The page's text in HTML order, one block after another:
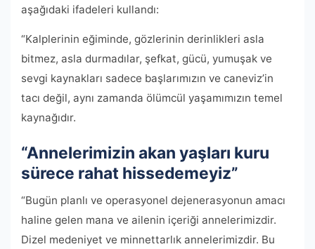
aşağıdaki ifadeleri kullandı:
“Kalplerinin eğiminde, gözlerinin derinlikleri asla
bitmez, asla durmadılar, şefkat, gücü, yumuşak ve
sevgi kaynakları sadece başlarımızın ve caneviz’in
tacı değil, aynı zamanda ölümcül yaşamımızın temel
kaynağıdır.
“Annelerimizin akan yaşları kuru
sürece rahat hissedemeyiz”
“Bugün planlı ve operasyonel dejenerasyonun amacı
haline gelen mana ve ailenin içeriği annelerimizdir.
Dizel medeniyet ve minnettarlık annelerimizdir. Bu